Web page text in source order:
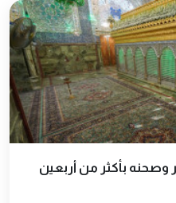
وصحنه بأكثر من أربعين